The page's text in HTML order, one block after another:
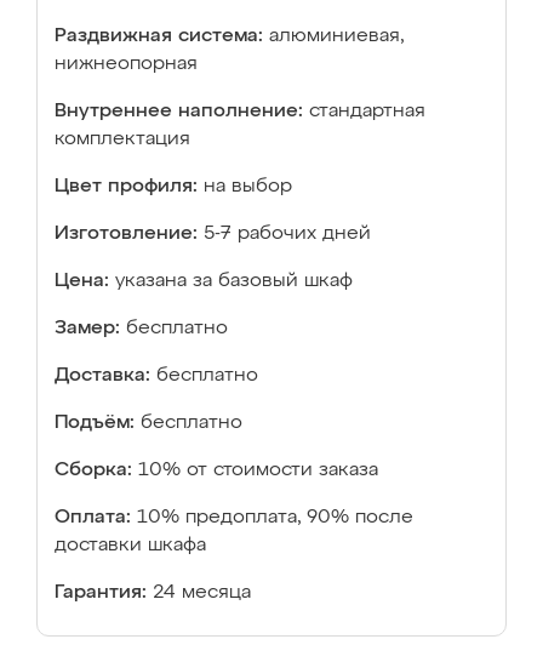
Раздвижная система: алюминиевая,
нижнеопорная
Внутреннее наполнение: стандартная
комплектация
Цвет профиля: на выбор
Изготовление: 5-7 рабочих дней
Цена: указана за базовый шкаф
Замер: бесплатно
Доставка: бесплатно
Подъём: бесплатно
Сборка: 10% от стоимости заказа
Оплата: 10% предоплата, 90% после
доставки шкафа
Гарантия: 24 месяца